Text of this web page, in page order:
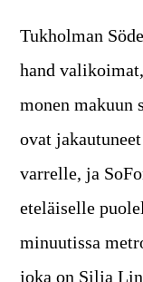
Tukholman
hand
monen makuun
ovat
varrelle, ja
eteläiselle
minuutissa
joka on Silja